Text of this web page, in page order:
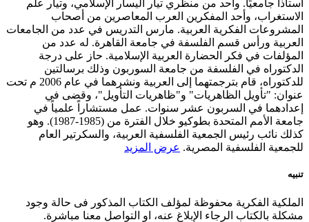
أستاذا جامعيًا. واحد من منظّري تيار اليسار الإسلامي، وتيار علم
الاستغراب، وأحد المفكرين العرب المعاصرين من أصحاب
المشروعات الفكرية العربية. مارس التدريس في عدد من الجامعات
العربية ورأس قسم الفلسفة في جامعة القاهرة. له عدد من
المؤلفات في فكر الحضارة العربية الإسلامية. حاز على درجة
الدكتوراه في الفلسفة من جامعة السوربون وذلك برسالتين
للدكتوراه، قام بترجمتهما إلى العربية ونشرهما في عام 2006 م تحت
عنوان: "تأويل الظاهريات" و"ظاهريات التأويل"، وقضى في
إعدادهما في السربون عشر سنوات. عمل مستشاراً علمياً في
جامعة الأمم المتحدة بطوكيو خلال الفترة من (1985-1987). وهو
كذلك نائب رئيس الجمعية الفلسفية العربية، والسكرتير العام
للجمعية الفلسفية المصرية. عرض المزيد
تنبيه
الملكية الفكرية محفوظة لمؤلف الكتاب المذكور فى حالة وجود
مشكلة بالكتاب الرجاء الإبلاغ عنه، او التواصل معنا مباشرة.